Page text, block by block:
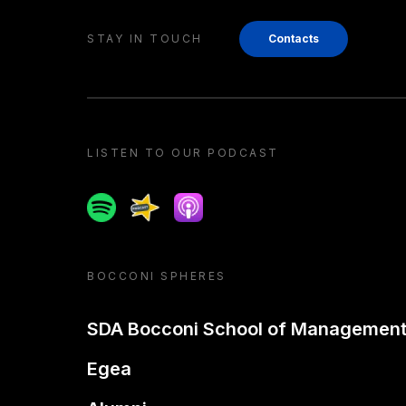
STAY IN TOUCH Contacts
LISTEN TO OUR PODCAST
SpotifySpreakerApple podcast
BOCCONI SPHERES
SDA Bocconi School of Management
Egea